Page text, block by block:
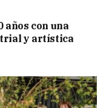
años con una
y artística